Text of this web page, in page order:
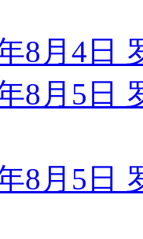
8月4日
8月5日
8月5日